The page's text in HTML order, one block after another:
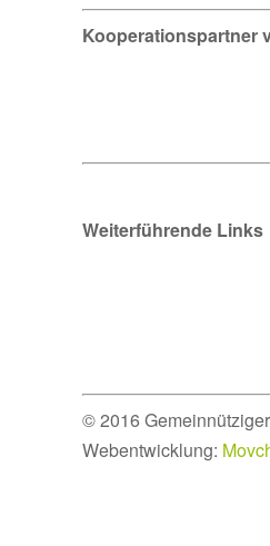
Kooperationspartner
Weiterführende Links
© 2016
Webentwicklung: